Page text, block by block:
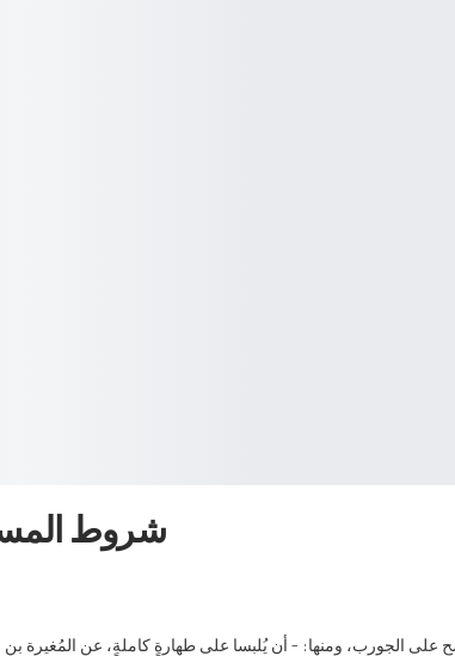
شروط
على الجورب، ومنها: - أن يُلبسا على طهارةٍ كاملةٍ، عن المُغيرة